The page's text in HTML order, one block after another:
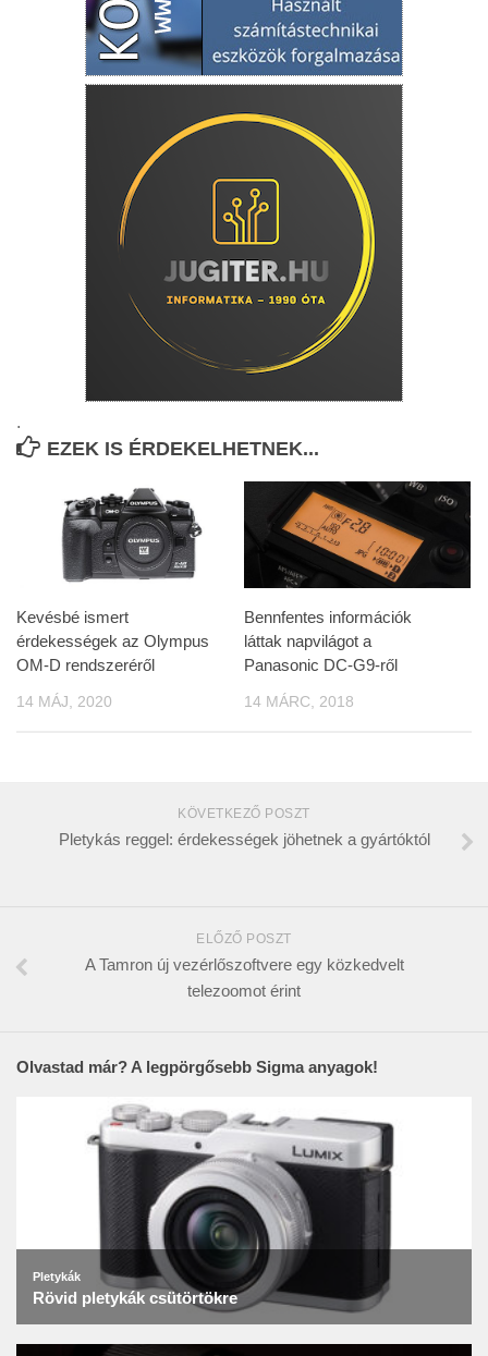
.
EZEK IS ÉRDEKELHETNEK...
Kevésbé ismert
érdekességek az Olympus
OM-D rendszeréről
14 MÁJ, 2020
Bennfentes információk
láttak napvilágot a
Panasonic DC-G9-ről
14 MÁRC, 2018
KÖVETKEZŐ POSZT
Pletykás reggel: érdekességek jöhetnek a gyártóktól
ELŐZŐ POSZT
A Tamron új vezérlőszoftvere egy közkedvelt
telezoomot érint
Olvastad már? A legpörgősebb Sigma anyagok!